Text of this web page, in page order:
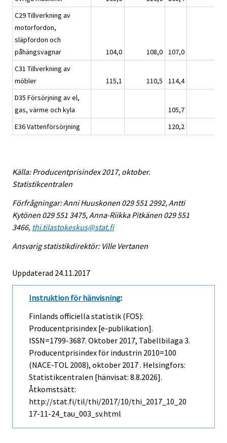
C29 Tillverkning av
motorfordon,
släpfordon och
påhängsvagnar
104,0 108,0
107,0
C31 Tillverkning av
möbler
115,1 110,5
114,4
D35 Försörjning av el,
gas, värme och kyla
105,7
E36 Vattenförsörjning
120,2
Källa: Producentprisindex 2017, oktober.
Statistikcentralen
Förfrågningar: Anni Huuskonen 029 551 2992, Antti
Kytönen 029 551 3475, Anna-Riikka Pitkänen 029 551
3466, thi.tilastokeskus@stat.fi
Ansvarig statistikdirektör: Ville Vertanen
Uppdaterad 24.11.2017
Instruktion för hänvisning:
Finlands officiella statistik (FOS):
Producentprisindex [e-publikation].
ISSN=1799-3687. Oktober 2017, Tabellbilaga 3.
Producentprisindex för industrin 2010=100
(NACE-TOL 2008), oktober 2017 . Helsingfors:
Statistikcentralen [hänvisat: 8.8.2026].
Åtkomstsätt:
http://stat.fi/til/thi/2017/10/thi_2017_10_20
17-11-24_tau_003_sv.html